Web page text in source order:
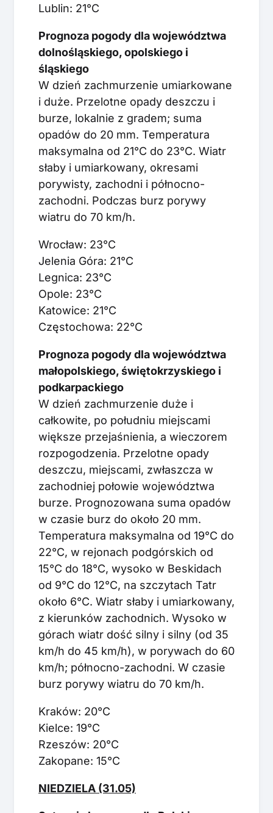
Lublin: 21°C
Prognoza pogody dla województwa
dolnośląskiego, opolskiego i
śląskiego
W dzień zachmurzenie umiarkowane
i duże. Przelotne opady deszczu i
burze, lokalnie z gradem; suma
opadów do 20 mm. Temperatura
maksymalna od 21°C do 23°C. Wiatr
słaby i umiarkowany, okresami
porywisty, zachodni i północno-
zachodni. Podczas burz porywy
wiatru do 70 km/h.
Wrocław: 23°C
Jelenia Góra: 21°C
Legnica: 23°C
Opole: 23°C
Katowice: 21°C
Częstochowa: 22°C
Prognoza pogody dla województwa
małopolskiego, świętokrzyskiego i
podkarpackiego
W dzień zachmurzenie duże i
całkowite, po południu miejscami
większe przejaśnienia, a wieczorem
rozpogodzenia. Przelotne opady
deszczu, miejscami, zwłaszcza w
zachodniej połowie województwa
burze. Prognozowana suma opadów
w czasie burz do około 20 mm.
Temperatura maksymalna od 19°C do
22°C, w rejonach podgórskich od
15°C do 18°C, wysoko w Beskidach
od 9°C do 12°C, na szczytach Tatr
około 6°C. Wiatr słaby i umiarkowany,
z kierunków zachodnich. Wysoko w
górach wiatr dość silny i silny (od 35
km/h do 45 km/h), w porywach do 60
km/h; północno-zachodni. W czasie
burz porywy wiatru do 70 km/h.
Kraków: 20°C
Kielce: 19°C
Rzeszów: 20°C
Zakopane: 15°C
NIEDZIELA (31.05)